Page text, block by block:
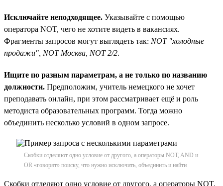
Исключайте неподходящее. Указывайте с помощью
оператора NOT, чего не хотите видеть в вакансиях.
Фрагменты запросов могут выглядеть так: NOT "холодные
продажи", NOT Москва, NOT 2/2.
Ищите по разным параметрам, а не только по названию
должности. Предположим, учитель немецкого не хочет
преподавать онлайн, при этом рассматривает ещё и роль
методиста образовательных программ. Тогда можно
объединить несколько условий в одном запросе.
Скобки отделяют одно условие от другого, а операторы NOT, AND и
OR «говорят» поиску, что нужно исключить, объединить и найти
Скобки отделяют одно условие от другого, а операторы NOT,